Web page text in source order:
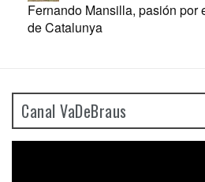
Fernando Mansilla, pasión por
de Catalunya
Canal VaDeBraus